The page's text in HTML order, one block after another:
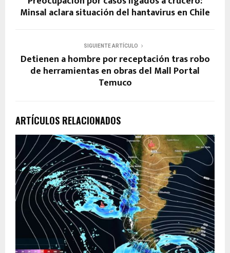
Minsal aclara situación del hantavirus en Chile
SIGUIENTE ARTÍCULO
Detienen a hombre por receptación tras robo
de herramientas en obras del Mall Portal
Temuco
ARTÍCULOS RELACIONADOS